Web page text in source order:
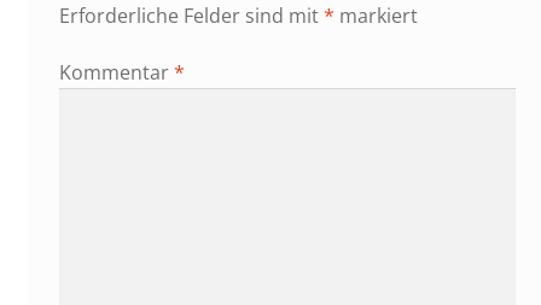
Erforderliche Felder sind mit* markiert
Kommentar*